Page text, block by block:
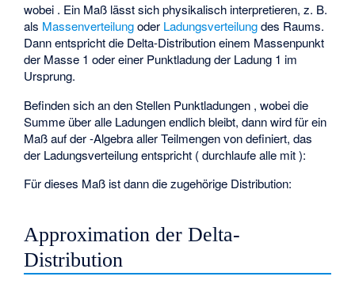
wobei . Ein Maß lässt sich physikalisch interpretieren, z. B.
als Massenverteilungoder Ladungsverteilungdes Raums.
Dann entspricht die Delta-Distribution einem Massenpunkt
der Masse 1 oder einer Punktladung der Ladung 1 im
Ursprung.
Befinden sich an den Stellen Punktladungen , wobei die
Summe über alle Ladungen endlich bleibt, dann wird fürein
Maß auf der-Algebra aller Teilmengen vondefiniert, das
der Ladungsverteilung entspricht (durchlaufe alle mit):
Für dieses Maß ist dann die zugehörige Distribution:
Approximation der Delta-
Distribution